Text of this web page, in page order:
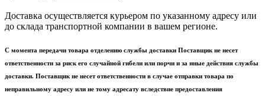
Доставка осуществляется курьером по указанному адресу или
до склада транспортной компании в вашем регионе.
С момента передачи товара отделению службы доставки Поставщик не несет
ответственности за риск его случайной гибели или порчи и за иные действия службы
доставки. Поставщик не несет ответственности в случае отправки товара по
неправильному адресу или не тому адресату вследствие предоставления